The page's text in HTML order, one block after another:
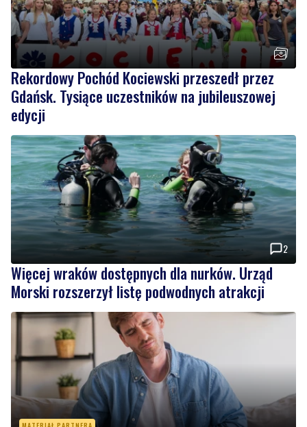
Rekordowy Pochód Kociewski przeszedł przez
Gdańsk. Tysiące uczestników na jubileuszowej
edycji
2
Więcej wraków dostępnych dla nurków. Urząd
Morski rozszerzył listę podwodnych atrakcji
MATERIAŁ PARTNERA
Co jeść przy zaparciach? Dieta, błonnik i nawyki,
które naprawdę działają